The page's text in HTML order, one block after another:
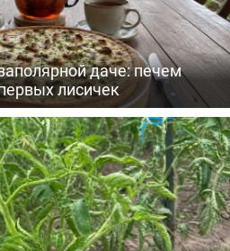
даче: печем
лисичек